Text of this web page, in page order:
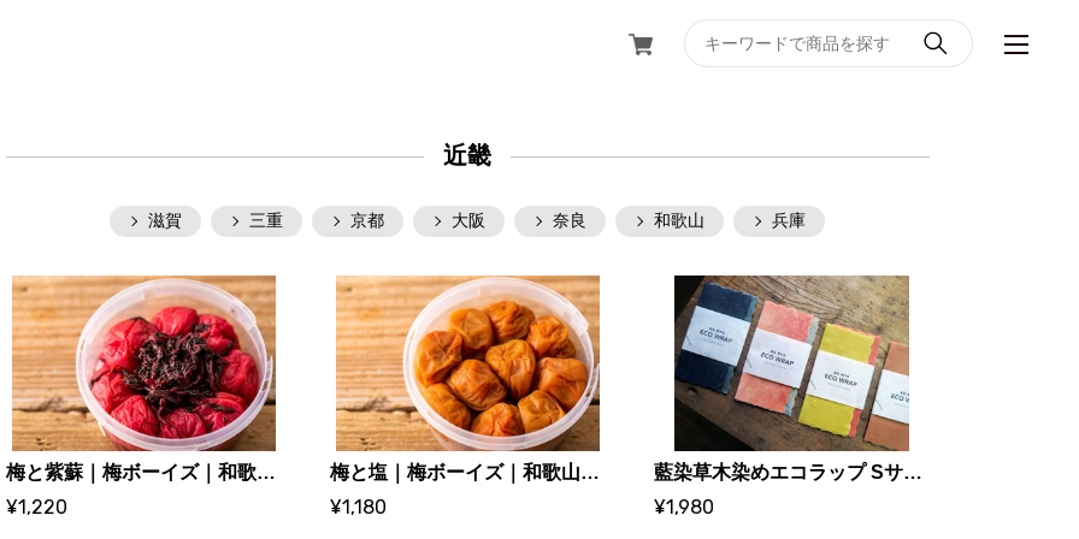
近畿
滋賀 三重 京都 大阪 奈良 和歌山 兵庫
梅と紫蘇｜梅ボーイズ｜和歌山県みなべ町
¥1,220
梅と塩｜梅ボーイズ｜和歌山県みなべ町
¥1,180
藍染草木染めエコラップ Sサイズ 2枚セット
¥1,980